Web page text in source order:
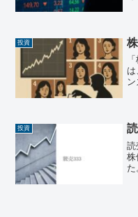
株
投資
ま
投資
読
株
た